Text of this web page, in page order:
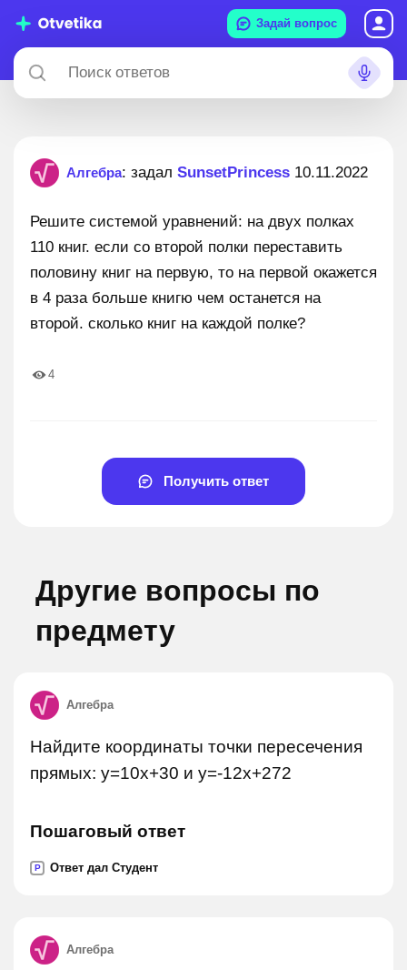
Задай вопрос
Алгебра: задал SunsetPrincess 10.11.2022
Решите системой уравнений: на двух полках
110 книг. если со второй полки переставить
половину книг на первую, то на первой окажется
в 4 раза больше книгю чем останется на
второй. сколько книг на каждой полке?
4
Получить ответ
Другие вопросы по
предмету
Алгебра
Найдите координаты точки пересечения
прямых: y=10x+30 и y=-12x+272
Пошаговый ответ
P Ответ дал Студент
Алгебра